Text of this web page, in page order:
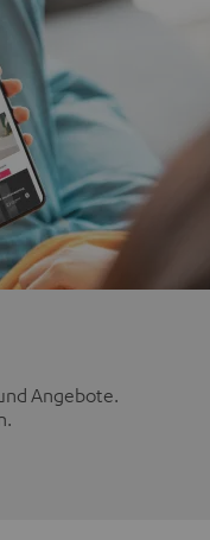
Angebote.